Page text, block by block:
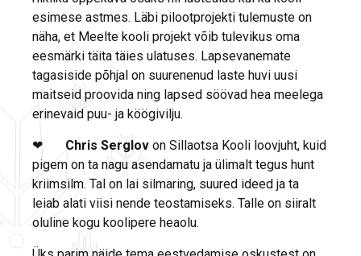
esimese astmes. Läbi pilootprojekti tulemuste on
näha, et Meelte kooli projekt võib tulevikus oma
eesmärki täita täies ulatuses. Lapsevanemate
tagasiside põhjal on suurenenud laste huvi uusi
maitseid proovida ning lapsed söövad hea meelega
erinevaid puu- ja köögivilju.
❤ Chris Serglov on Sillaotsa Kooli loovjuht, kuid
pigem on ta nagu asendamatu ja ülimalt tegus hunt
kriimsilm. Tal on lai silmaring, suured ideed ja ta
leiab alati viisi nende teostamiseks. Talle on siiralt
oluline kogu koolipere heaolu.